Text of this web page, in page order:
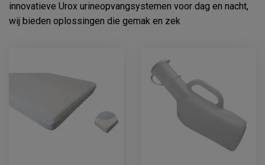
innovatieve Urox urineopvangsystemen voor dag en nacht,
wij bieden oplossingen die gemak en zek